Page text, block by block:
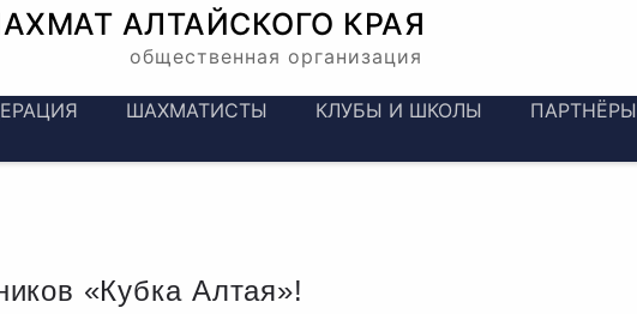
АЛТАЙСКОГО КРАЯ
общественная организация
ШАХМАТИСТЫ КЛУБЫ И ШКОЛЫ ПАРТНЁРЫ
«Кубка Алтая»!